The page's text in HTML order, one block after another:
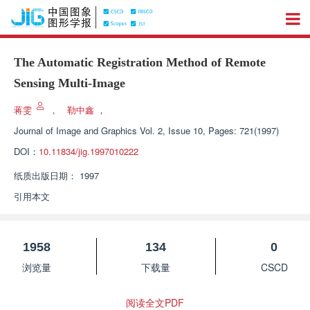
The Automatic Registration Method of Remote
Sensing Multi-Image
蒋雯 ， 勒中鑫 ，
Journal of Image and Graphics Vol. 2, Issue 10, Pages: 721(1997)
DOI： 10.11834/jig.1997010222
纸质出版日期： 1997
引用本文
1958
浏览量
134
下载量
0
CSCD
阅读全文PDF